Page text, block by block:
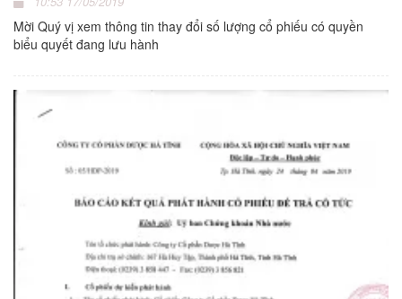
Mời Quý vị xem thông tin thay đổi số lượng cổ phiếu có quyền
biểu quyết đang lưu hành